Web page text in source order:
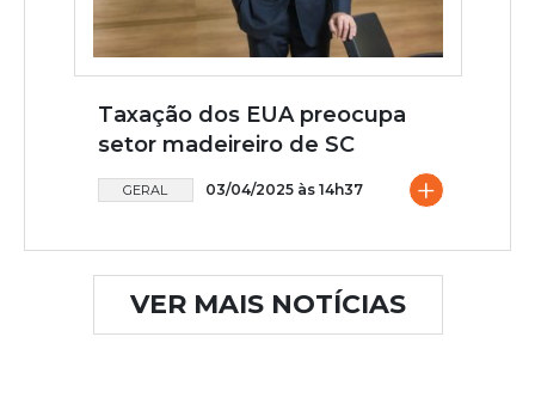
Taxação dos EUA preocupa
setor madeireiro de SC
GERAL 03/04/2025 às 14h37 +
VER MAIS NOTÍCIAS